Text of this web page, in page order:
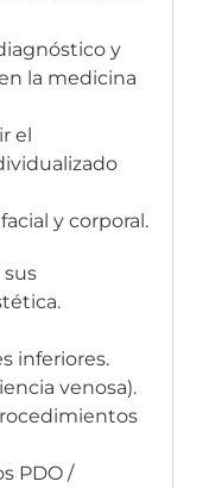
y
la medicina
el
y corporal.
inferiores.
venosa).
PDO /